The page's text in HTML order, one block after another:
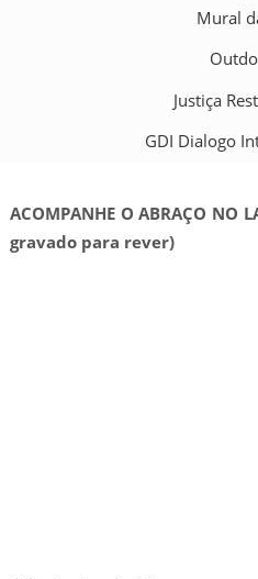
Mural
Justiça
GDI Dialogo
ACOMPANHE O ABRAÇO NO
gravado para rever)